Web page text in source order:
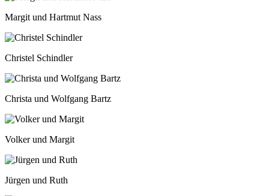
Margit und Hartmut Nass
Christel Schindler
Christa und Wolfgang Bartz
Volker und Margit
Jürgen und Ruth